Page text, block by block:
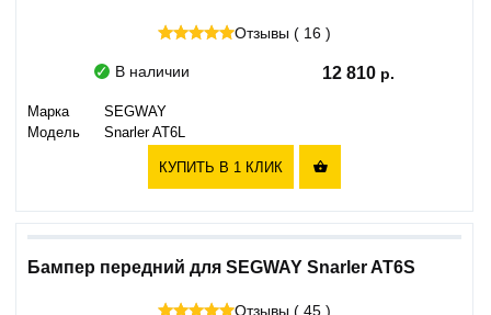
Отзывы ( 16 )
В наличии 12 810
Марка
SEGWAY
Модель
Snarler AT6L
КУПИТЬ В 1 КЛИК 
Бампер передний для SEGWAY Snarler AT6S
Отзывы ( 45 )